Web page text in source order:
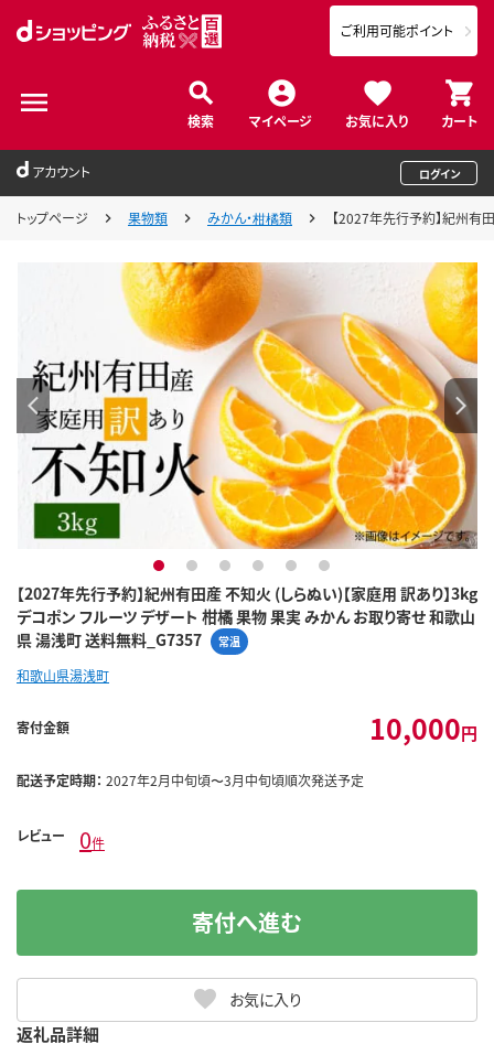
検索 マイページ お気に入り カート
ご利用可能ポイント
アカウント ログイン
トップページ 果物類 みかん・柑橘類 【2027年先行予約】紀州有
【2027年先行予約】紀州有田産 不知火 (しらぬい)【家庭用 訳あり】3kg
デコポン フルーツ デザート 柑橘 果物 果実 みかん お取り寄せ 和歌山
県 湯浅町 送料無料_G7357
常温
1 2 3 4 5 6
和歌山県湯浅町
寄付金額 10,000円
配送予定時期： 2027年2月中旬頃〜3月中旬頃順次発送予定
レビュー 0件
お気に入り
寄付へ進む
返礼品詳細